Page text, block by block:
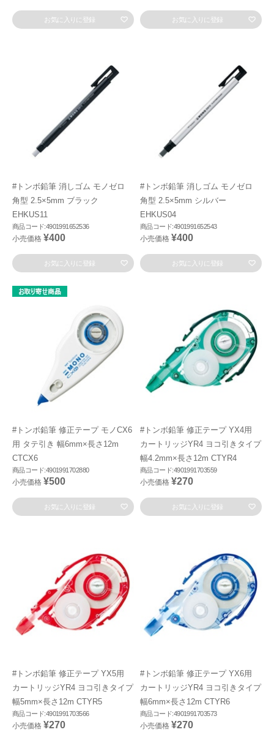
お気に入りに登録 お気に入りに登録
#トンボ鉛筆 消しゴム モノゼロ
角型 2.5×5mm ブラック
EHKUS11
商品コード:4901991652536
小売価格 ¥400
お気に入りに登録
#トンボ鉛筆 消しゴム モノゼロ
角型 2.5×5mm シルバー
EHKUS04
商品コード:4901991652543
小売価格 ¥400
お気に入りに登録
#トンボ鉛筆 修正テープ モノCX6
用 タテ引き 幅6mm×長さ12m
CTCX6
商品コード:4901991702880
小売価格 ¥500
お気に入りに登録
#トンボ鉛筆 修正テープ YX4用
カートリッジYR4 ヨコ引きタイプ
幅4.2mm×長さ12m CTYR4
商品コード:4901991703559
小売価格 ¥270
お気に入りに登録
#トンボ鉛筆 修正テープ YX5用
カートリッジYR4 ヨコ引きタイプ
幅5mm×長さ12m CTYR5
商品コード:4901991703566
小売価格 ¥270
#トンボ鉛筆 修正テープ YX6用
カートリッジYR4 ヨコ引きタイプ
幅6mm×長さ12m CTYR6
商品コード:4901991703573
小売価格 ¥270